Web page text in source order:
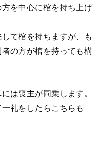
を中心に棺を持ち上げ
て棺を持ちますが、も
の方が棺を持っても構
は喪主が同乗します。
礼をしたらこちらも